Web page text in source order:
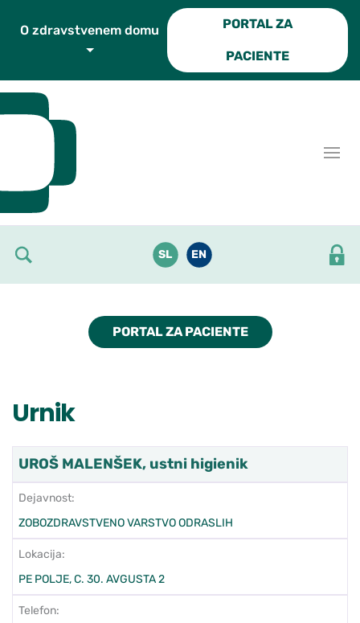
PORTAL ZA
PACIENTE
SL EN
PORTAL ZA PACIENTE
Urnik
UROŠ MALENŠEK, ustni higienik
Dejavnost:
ZOBOZDRAVSTVENO VARSTVO ODRASLIH
Lokacija:
PE POLJE, C. 30. AVGUSTA 2
Telefon: